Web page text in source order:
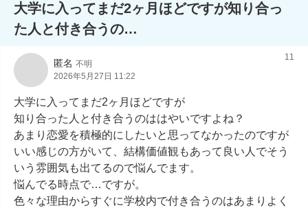
大学に入ってまだ2ヶ月ほどですが知り合っ
た人と付き合うの…
匿名 不明
2026年5月27日 11:22
11
大学に入ってまだ2ヶ月ほどですが
知り合った人と付き合うのははやいですよね？
あまり恋愛を積極的にしたいと思ってなかったのですが
いい感じの方がいて、結構価値観もあって良い人でそう
いう雰囲気も出てるので悩んでます。
悩んでる時点で…ですが。
色々な理由からすぐに学校内で付き合うのはあまりよく